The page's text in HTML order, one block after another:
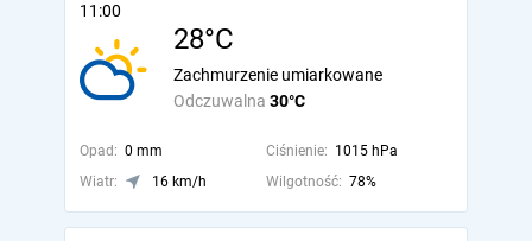
11:00
28°C
Odczuwalna 30°C
Zachmurzenie umiarkowane
Opad: 0 mm Ciśnienie: 1015 hPa
Wiatr:
16 km/h Wilgotność: 78%